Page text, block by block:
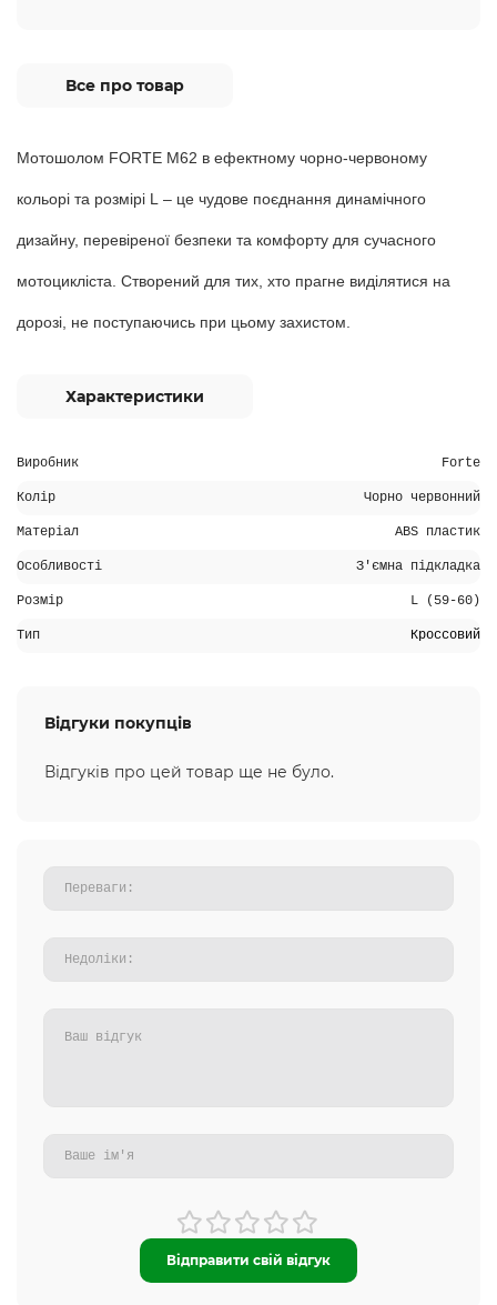
Все про товар
Мотошолом FORTE М62 в ефектному чорно-червоному
кольорі та розмірі L – це чудове поєднання динамічного
дизайну, перевіреної безпеки та комфорту для сучасного
мотоцикліста. Створений для тих, хто прагне виділятися на
дорозі, не поступаючись при цьому захистом.
Характеристики
Виробник Forte
Колір Чорно червонний
Матеріал ABS пластик
Особливості З'ємна підкладка
Розмір L (59-60)
Тип Кроссовий
Відгуки покупців
Відгуків про цей товар ще не було.
Відправити свій відгук